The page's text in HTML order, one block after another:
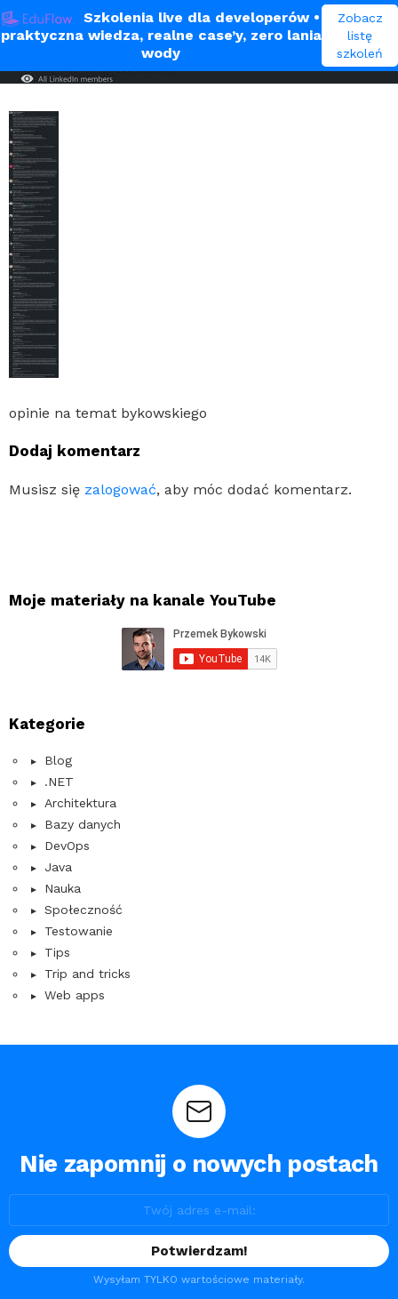
Szkolenia live dla developerów•
praktyczna wiedza, realne case’y, zero lania
wody
Zobacz
listę
szkoleń
bykowski-opinie
opinie na temat bykowskiego
Dodaj komentarz
Musisz się zalogować, aby móc dodać komentarz.
Moje materiały na kanale YouTube
Kategorie
Blog
.NET
Architektura
Bazy danych
DevOps
Java
Nauka
Społeczność
Testowanie
Tips
Trip and tricks
Web apps
Nie zapomnij o nowych postach
Wysyłam TYLKO wartościowe materiały.